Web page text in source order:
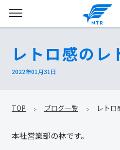
レトロ感のレ
2022年01月31日
TOP ブログ一覧 レトロ
本社営業部の林です。